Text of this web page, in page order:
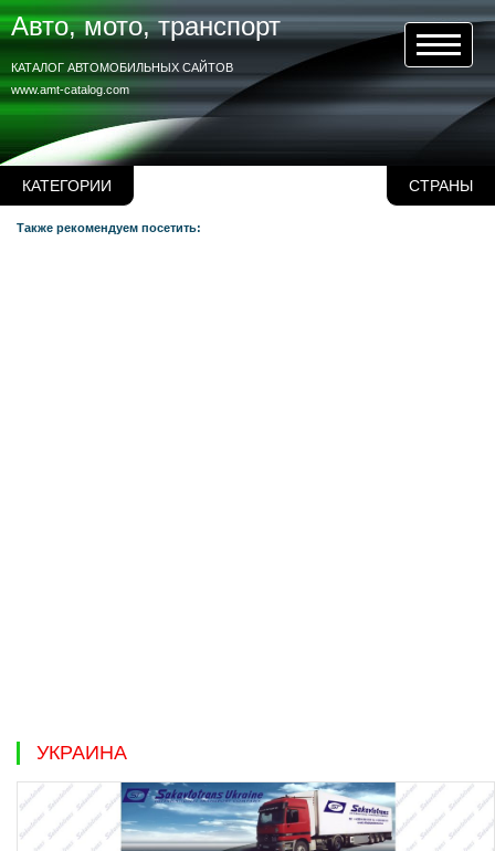
КАТЕГОРИИ СТРАНЫ
Авто, мото, транспорт
www.amt-catalog.com
КАТАЛОГ АВТОМОБИЛЬНЫХ САЙТОВ
Также рекомендуем посетить:
УКРАИНА